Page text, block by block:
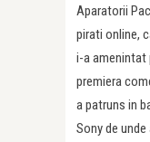
Aparatorii
pirati online,
i-a amenintat
premiera
a patruns in
Sony de